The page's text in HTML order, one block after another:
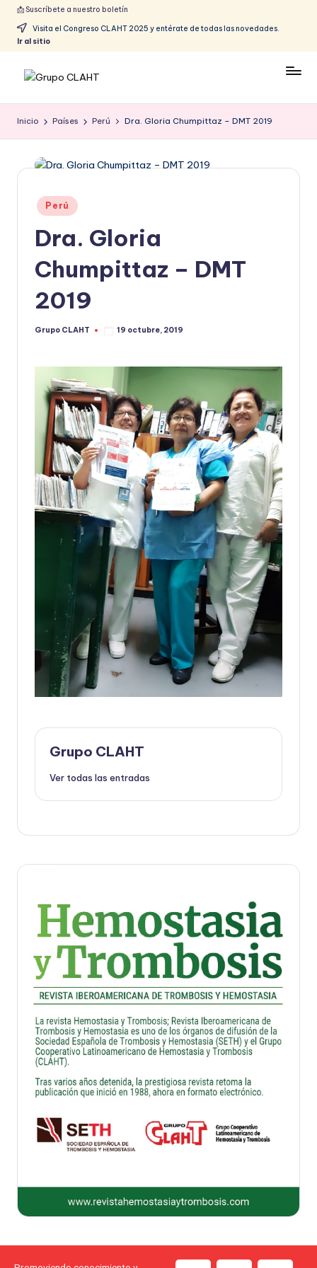
📩 Suscríbete a nuestro boletín
Visita el Congreso CLAHT 2025 y entérate de todas las novedades.
Ir al sitio
Inicio Países Perú Dra. Gloria Chumpittaz – DMT 2019
Perú
Dra. Gloria
Chumpittaz – DMT
2019
Grupo CLAHT 19 octubre, 2019
Grupo CLAHT
Ver todas las entradas